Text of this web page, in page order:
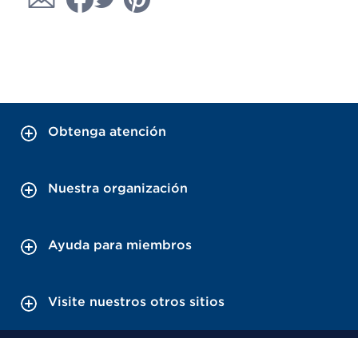
Obtenga atención
Nuestra organización
Ayuda para miembros
Visite nuestros otros sitios